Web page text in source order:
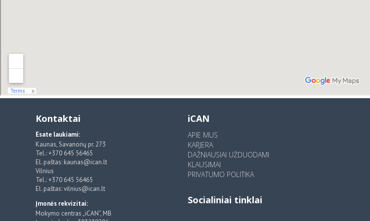
Kontaktai
Esate laukiami:
Kaunas, Savanorių pr. 273
Tel.: +370 645 56465
El. paštas: kaunas@ican.lt
Vilnius
Tel.: +370 645 56465
El. paštas: vilnius@ican.lt
Įmonės rekvizitai:
Mokymo centras „iCAN”, MB
iCAN
APIE MUS
KARJERA
DAŽNIAUSIAI UŽDUODAMI
KLAUSIMAI
PRIVATUMO POLITIKA
Socialiniai tinklai